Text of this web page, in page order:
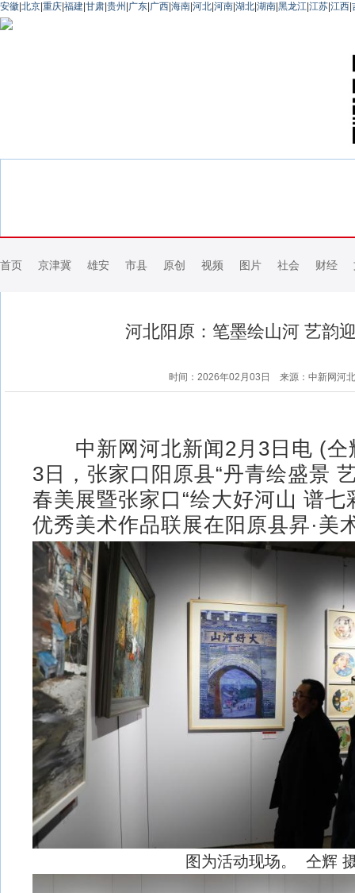
安徽 北京 重庆 福建 甘肃 贵州 广东 广西 海南 河北 河南 湖北 湖南 黑龙江 江苏 江西
首页 京津冀 雄安 市县 原创 视频 图片 社会 财经
河北阳原：笔墨绘山河 艺韵
时间：2026年02月03日 来源：中新网河北
中新网河北新闻2月3日电 (仝
3日，张家口阳原县“丹青绘盛景
春美展暨张家口“绘大好河山 谱七
优秀美术作品联展在阳原县昇·美
图为活动现场。 仝辉